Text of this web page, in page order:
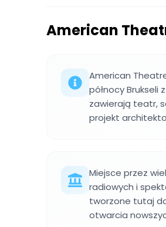
American
American
północy Brukseli
zawierają teatr,
projekt
Miejsce przez
radiowych i
tworzone tutaj
otwarcia